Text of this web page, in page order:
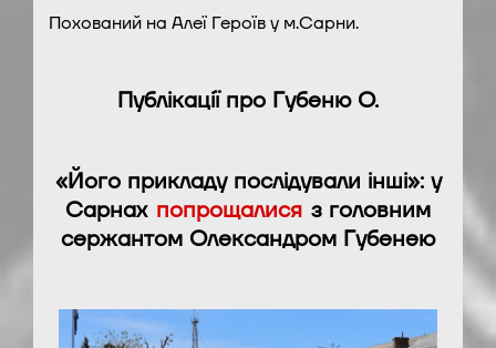
Похований на Алеї Героїв у м.Сарни.
Публікації про Губеню О.
«Його прикладу послідували інші»: у
Сарнах попрощалися з головним
сержантом Олександром Губенею